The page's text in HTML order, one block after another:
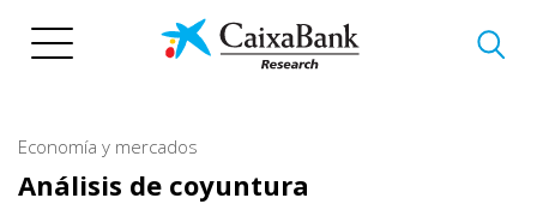
Economía y mercados
Análisis de coyuntura